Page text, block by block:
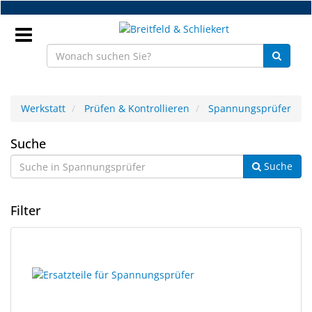
Zum
Hauptinhalt
springen
NEU
Brillenteile
Handelsware
Werkstatt Prüfen & Kontrollieren Spannungsprüfer
Spannungsprüfer
Suche
Suche
Filter
Ergebnisse
gerendert.